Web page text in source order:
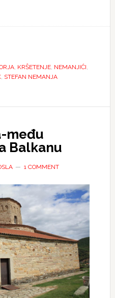
, KRŠETENJE, NEMANJIĆI
, STEFAN NEMANJA
među
Balkanu
1 COMMENT